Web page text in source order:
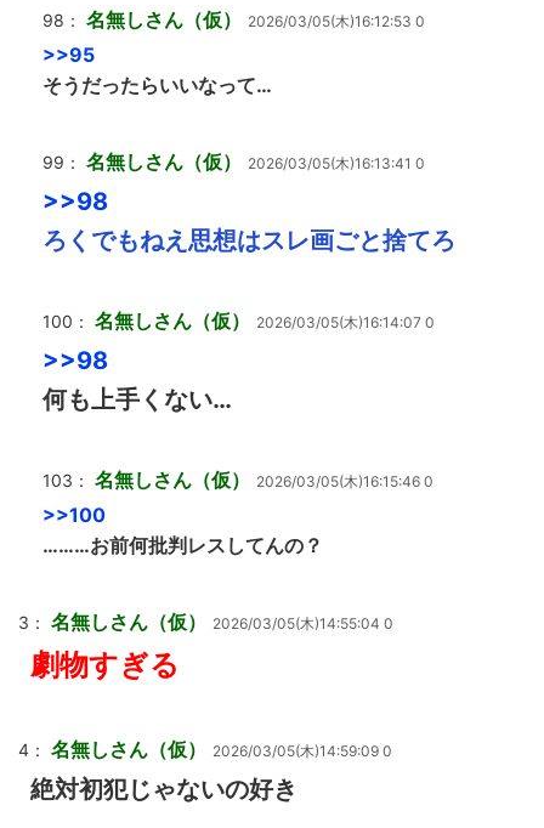
98： 名無しさん（仮） 2026/03/05(木)16:12:53 0
>>95
そうだったらいいなって…
99： 名無しさん（仮） 2026/03/05(木)16:13:41 0
>>98
ろくでもねえ思想はスレ画ごと捨てろ
100： 名無しさん（仮） 2026/03/05(木)16:14:07 0
>>98
何も上手くない…
103： 名無しさん（仮） 2026/03/05(木)16:15:46 0
>>100
………お前何批判レスしてんの？
3： 名無しさん（仮） 2026/03/05(木)14:55:04 0
劇物すぎる
4： 名無しさん（仮） 2026/03/05(木)14:59:09 0
絶対初犯じゃないの好き